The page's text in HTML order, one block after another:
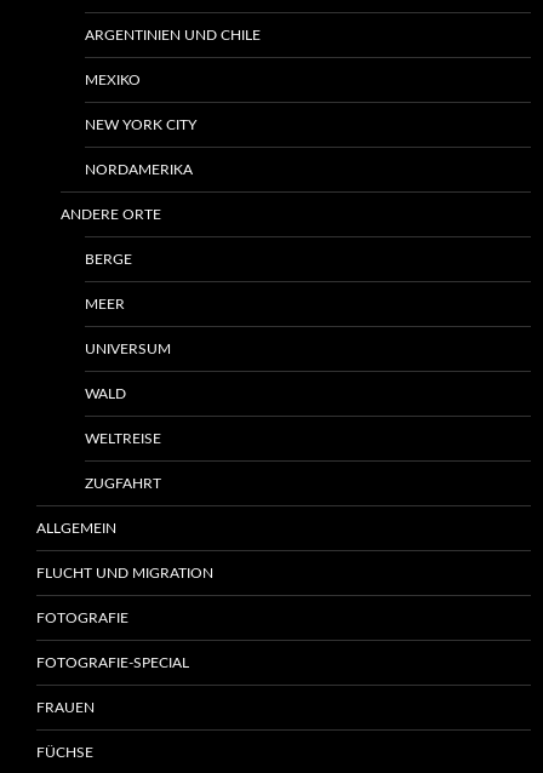
ARGENTINIEN UND CHILE
MEXIKO
NEW YORK CITY
NORDAMERIKA
ANDERE ORTE
BERGE
MEER
UNIVERSUM
WALD
WELTREISE
ZUGFAHRT
ALLGEMEIN
FLUCHT UND MIGRATION
FOTOGRAFIE
FOTOGRAFIE-SPECIAL
FRAUEN
FÜCHSE